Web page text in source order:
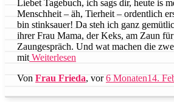
Liebet Tagebuch, ich sags dir, heute is
Menschheit – äh, Tierheit – ordentlich
bin stinksauer! Da steh ich ganz
ihrer Frau Mama, der Keks, am Zaun
Zaungespräch. Und wat machen die
mit Weiterlesen
Von Frau Frieda, vor6 Monaten14.